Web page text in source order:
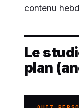
contenu
Le
plan